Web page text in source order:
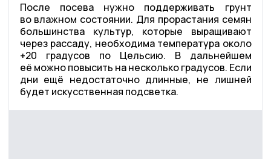
После посева нужно поддерживать грунт
во влажном состоянии. Для прорастания семян
большинства культур, которые выращивают
через рассаду, необходима температура около
+20 градусов по Цельсию. В дальнейшем
её можно повысить на несколько градусов. Если
дни ещё недостаточно длинные, не лишней
будет искусственная подсветка.